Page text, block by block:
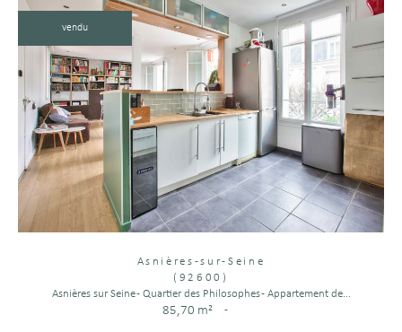
vendu
Asnières-sur-Seine
(92600)
Asnières sur Seine - Quartier des Philosophes - Appartement de...
85,70 m² -